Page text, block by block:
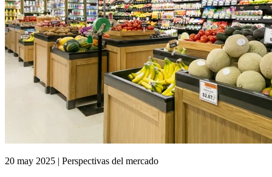
20 may 2025 | Perspectivas del mercado